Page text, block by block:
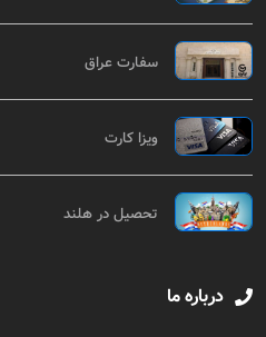
سفارت عراق
ویزا کارت
تحصیل در هلند
درباره ما